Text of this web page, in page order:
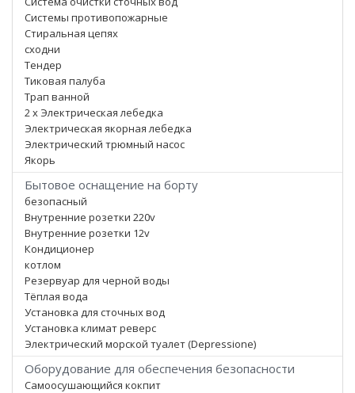
Системы противопожарные
Стиральная цепях
сходни
Тендер
Тиковая палуба
Трап ванной
2 x Электрическая лебедка
Электрическая якорная лебедка
Электрический трюмный насос
Якорь
Бытовое оснащение на борту
безопасный
Внутренние розетки 220v
Внутренние розетки 12v
Кондиционер
котлом
Резервуар для черной воды
Тёплая вода
Установка для сточных вод
Установка климат реверс
Электрический морской туалет (Depressione)
Оборудование для обеспечения безопасности
Самоосушающийся кокпит